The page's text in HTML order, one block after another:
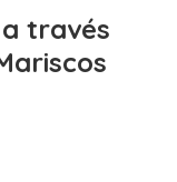
través